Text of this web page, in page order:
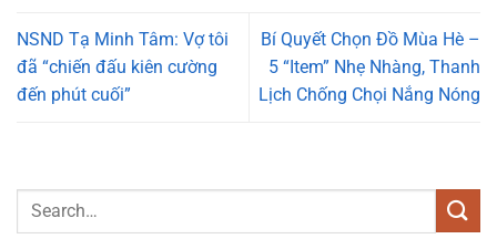
NSND Tạ Minh Tâm: Vợ tôi
đã “chiến đấu kiên cường
đến phút cuối”
Bí Quyết Chọn Đồ Mùa Hè –
5 “Item” Nhẹ Nhàng, Thanh
Lịch Chống Chọi Nắng Nóng